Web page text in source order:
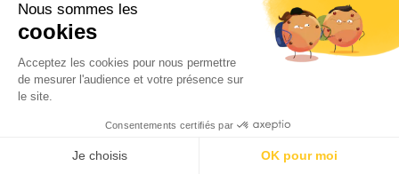
Rejoignez le Club Zoom
Japon
Inscrivez-vous à notre newsletter et rejoignez le